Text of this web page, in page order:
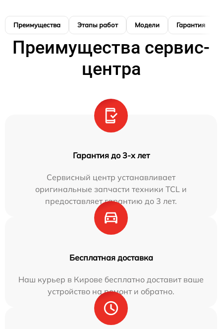
Преимущества Этапы работ Модели Гарантия
Преимущества сервис-
центра
Гарантия до 3-х лет
Сервисный центр устанавливает
оригинальные запчасти техники TCL и
предоставляет гарантию до 3 лет.
Бесплатная доставка
Наш курьер в Кирове бесплатно доставит ваше
устройство на ремонт и обратно.